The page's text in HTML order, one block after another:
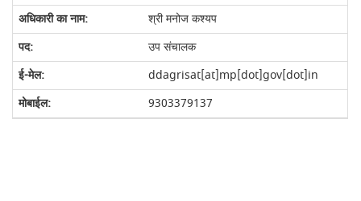
श्री मनोज कश्यप
उप संचालक
ddagrisat[at]mp[dot]gov[dot]in
9303379137